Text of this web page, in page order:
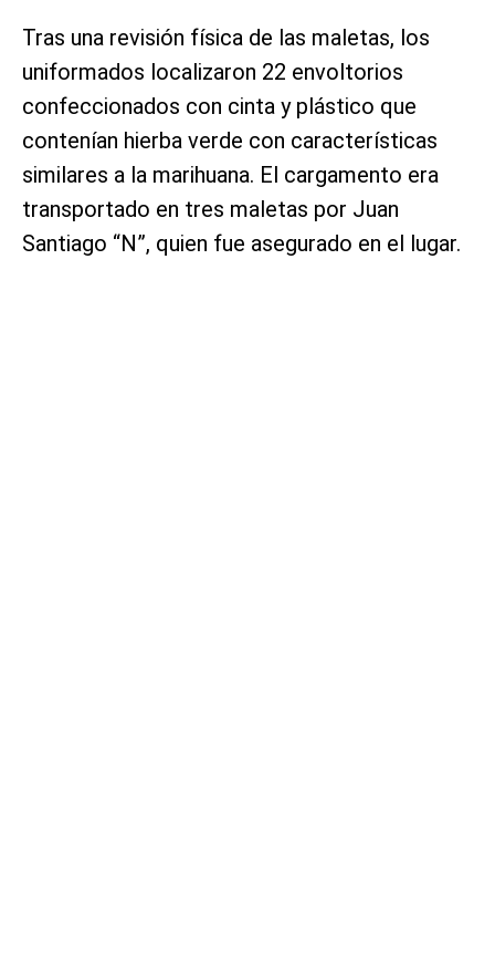
Tras una revisión física de las maletas, los
uniformados localizaron 22 envoltorios
confeccionados con cinta y plástico que
contenían hierba verde con características
similares a la marihuana. El cargamento era
transportado en tres maletas por Juan
Santiago “N”, quien fue asegurado en el lugar.